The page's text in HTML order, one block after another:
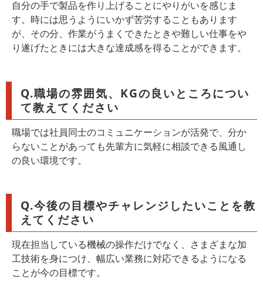
自分の手で製品を作り上げることにやりがいを感じま
す。時には思うようにいかず苦労することもあります
が、その分、作業がうまくできたときや難しい仕事をや
り遂げたときには大きな達成感を得ることができます。
Q.職場の雰囲気、KGの良いところについ
て教えてください
職場では社員同士のコミュニケーションが活発で、分か
らないことがあっても先輩方に気軽に相談できる風通し
の良い環境です。
Q.今後の目標やチャレンジしたいことを教
えてください
現在担当している機械の操作だけでなく、さまざまな加
工技術を身につけ、幅広い業務に対応できるようになる
ことが今の目標です。